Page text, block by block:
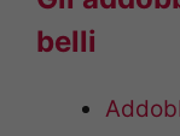
belli